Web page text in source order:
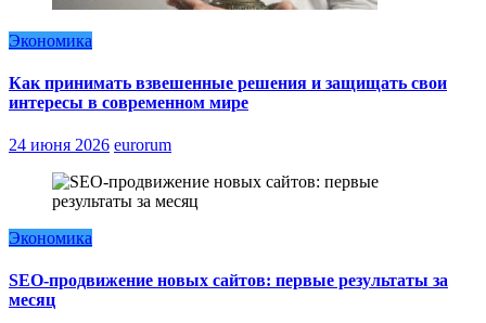
Экономика
Как принимать взвешенные решения и защищать свои
интересы в современном мире
24 июня 2026 eurorum
Экономика
SEO-продвижение новых сайтов: первые результаты за
месяц